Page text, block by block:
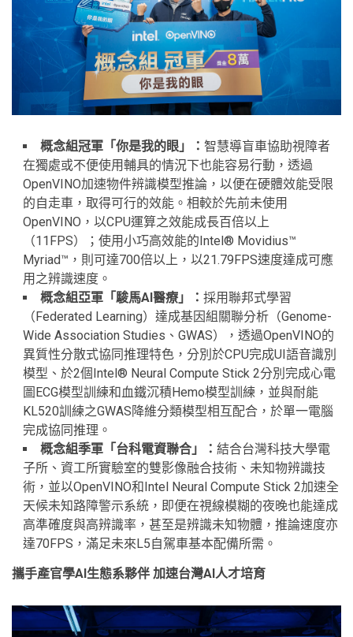
概念組冠軍「你是我的眼」 ： 智慧導盲車協助視障者
在獨處或不便使用輔具的情況下也能容易行動，透過
OpenVINO加速物件辨識模型推論，以便在硬體效能受限
的自走車，取得可行的效能。相較於先前未使用
OpenVINO，以CPU運算之效能成長百倍以上
（11FPS）；使用小巧高效能的Intel® Movidius™
Myriad™，則可達700倍以上，以21.79FPS速度達成可應
用之辨識速度。
概念組亞軍「駿馬AI醫療」 ： 採用聯邦式學習
（Federated Learning）達成基因組關聯分析（Genome-
Wide Association Studies、GWAS），透過OpenVINO的
異質性分散式協同推理特色，分別於CPU完成UI語音識別
模型、於2個Intel® Neural Compute Stick 2分別完成心電
圖ECG模型訓練和血鐵沉積Hemo模型訓練，並與耐能
KL520訓練之GWAS降維分類模型相互配合，於單一電腦
完成協同推理。
概念組季軍「台科電資聯合」
： 結合台灣科技大學電
子所、資工所實驗室的雙影像融合技術、未知物辨識技
術，並以OpenVINO和Intel Neural Compute Stick 2加速全
天候未知路障警示系統，即便在視線模糊的夜晚也能達成
高準確度與高辨識率，甚至是辨識未知物體，推論速度亦
達70FPS，滿足未來L5自駕車基本配備所需。
攜手產官學AI生態系夥伴 加速台灣AI人才培育